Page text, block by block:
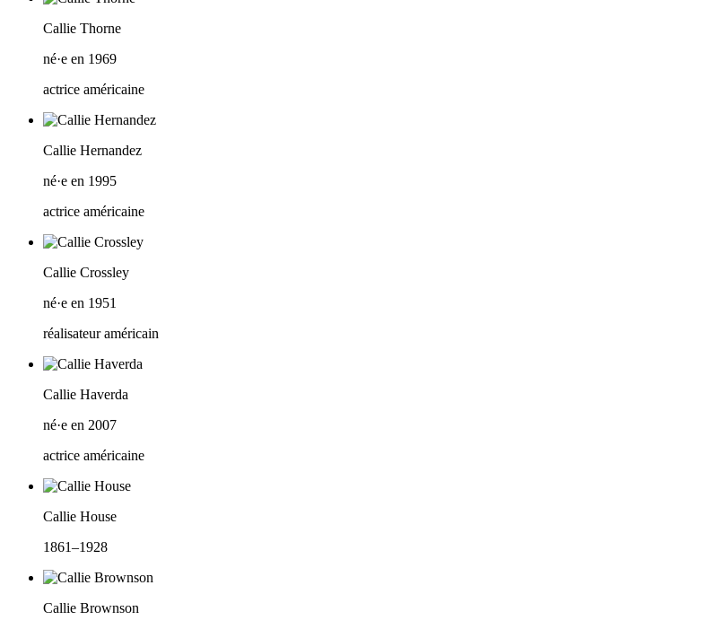
Callie Thorne
né·e en 1969
actrice américaine
Callie Hernandez
né·e en 1995
actrice américaine
Callie Crossley
né·e en 1951
réalisateur américain
Callie Haverda
né·e en 2007
actrice américaine
Callie House
1861–1928
Callie Brownson